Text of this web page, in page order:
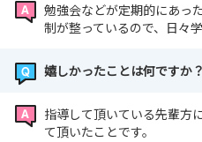
勉強会などが定期的にあっ
制が整っているので、日々
嬉しかったことは何ですか？
指導して頂いている先輩方
て頂いたことです。